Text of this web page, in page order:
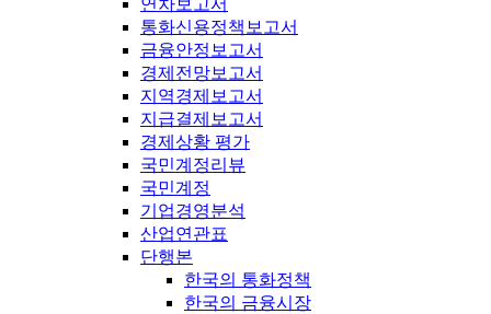
연차보고서
통화신용정책보고서
금융안정보고서
경제전망보고서
지역경제보고서
지급결제보고서
경제상황 평가
국민계정리뷰
국민계정
기업경영분석
산업연관표
단행본
한국의 통화정책
한국의 금융시장